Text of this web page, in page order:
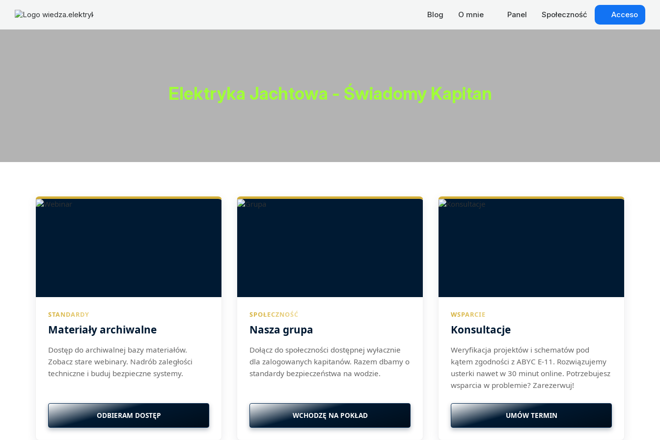
Blog O mnie Panel Społeczność Acceso
Elektryka Jachtowa - Świadomy Kapitan
STANDARDY
Materiały archiwalne
Dostęp do archiwalnej bazy materiałów.
Zobacz stare webinary. Nadrób zaległości
techniczne i buduj bezpieczne systemy.
ODBIERAM DOSTĘP
SPOŁECZNOŚĆ
Nasza grupa
Dołącz do społeczności dostępnej wyłacznie
dla zalogowanych kapitanów. Razem dbamy o
standardy bezpieczeństwa na wodzie.
WCHODZĘ NA POKŁAD
WSPARCIE
Konsultacje
Weryfikacja projektów i schematów pod
kątem zgodności z ABYC E-11. Rozwiązujemy
usterki nawet w 30 minut online. Potrzebujesz
wsparcia w problemie? Zarezerwuj!
UMÓW TERMIN